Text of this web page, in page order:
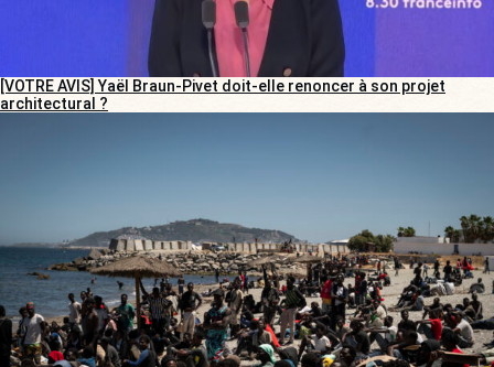
[VOTRE AVIS] Yaël Braun-Pivet doit-elle renoncer à son projet
architectural ?